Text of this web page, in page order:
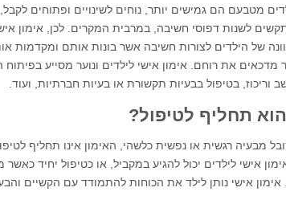
מטבעם הם גמישים יותר, נוחים לשינויים ופתוחים
לשנות דפוסי חשיבה, במרבית המקרים. לכן, אימון
של הילדים לצורות חשיבה אשר בונות אותם ומקדמות
את רוחם. אימון אישי לילדים ונוער מסייע בפיתוח
וריכוז, בטיפול בבעיות תקשורת או בעיות חברתיות, ועוד.
תחליף לטיפול?
מבעיה רגשית או נפשית כלשהי, האימון אינו תחליף
אישי לילדים יכול להגיע במקביל, או כטיפול יחיד כאשר
אימון אישי נותן לילד את הכוחות להתמודד עם הקשיים